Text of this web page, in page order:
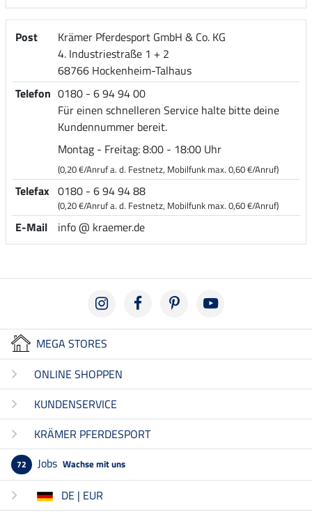
Post
Krämer Pferdesport GmbH & Co. KG
4. Industriestraße 1 + 2
68766 Hockenheim-Talhaus
Telefon 0180 - 6 94 94 00
Für einen schnelleren Service halte bitte deine
Kundennummer bereit.
Montag - Freitag: 8:00 - 18:00 Uhr
(0,20 €/Anruf a. d. Festnetz, Mobilfunk max. 0,60 €/Anruf)
Telefax 0180 - 6 94 94 88
(0,20 €/Anruf a. d. Festnetz, Mobilfunk max. 0,60 €/Anruf)
E-Mail info @ kraemer.de
MEGA STORES
ONLINE SHOPPEN
KUNDENSERVICE
KRÄMER PFERDESPORT
72 Jobs Wachse mit uns
DE | EUR